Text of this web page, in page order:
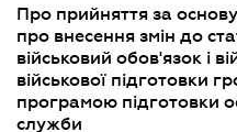
Про прийняття за
про внесення змін до
військовий обов'язок і
військової підготовки
програмою підготовки
служби